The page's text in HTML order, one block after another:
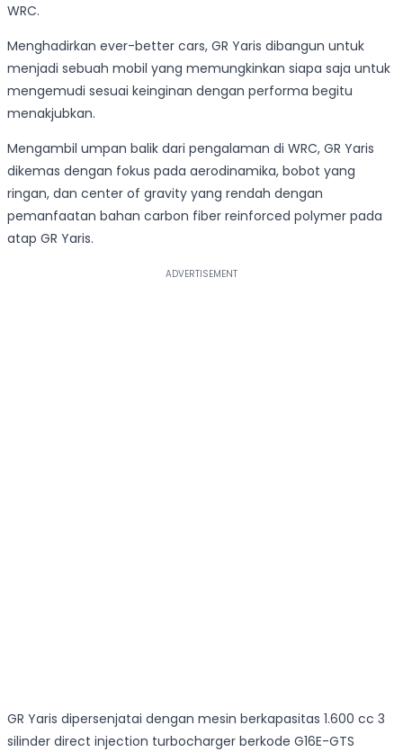
WRC.
Menghadirkan ever-better cars, GR Yaris dibangun untuk
menjadi sebuah mobil yang memungkinkan siapa saja untuk
mengemudi sesuai keinginan dengan performa begitu
menakjubkan.
Mengambil umpan balik dari pengalaman di WRC, GR Yaris
dikemas dengan fokus pada aerodinamika, bobot yang
ringan, dan center of gravity yang rendah dengan
pemanfaatan bahan carbon fiber reinforced polymer pada
atap GR Yaris.
GR Yaris dipersenjatai dengan mesin berkapasitas 1.600 cc 3
silinder direct injection turbocharger berkode G16E-GTS